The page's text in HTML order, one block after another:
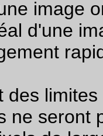
image
d'une
des
ne seront